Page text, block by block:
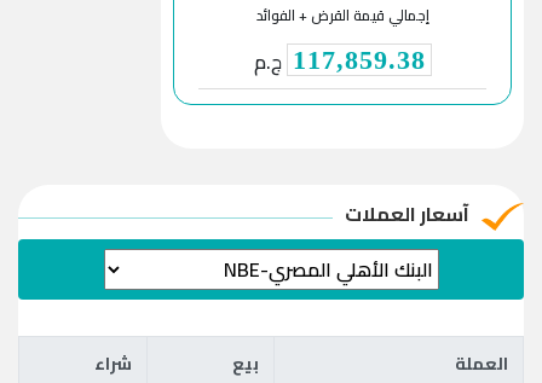
إجمالي قيمة القرض + الفوائد
117,859.38 ج.م
آسعار العملات
العملة بيع شراء العملة بيع
شراء